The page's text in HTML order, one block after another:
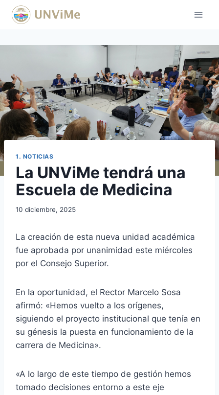
Saltar
1. NOTICIAS
La UNViMe tendrá una
Escuela de Medicina
10 diciembre, 2025
La creación de esta nueva unidad académica
fue aprobada por unanimidad este miércoles
por el Consejo Superior.
En la oportunidad, el Rector Marcelo Sosa
afirmó: «Hemos vuelto a los orígenes,
siguiendo el proyecto institucional que tenía en
su génesis la puesta en funcionamiento de la
carrera de Medicina».
«A lo largo de este tiempo de gestión hemos
tomado decisiones entorno a este eje